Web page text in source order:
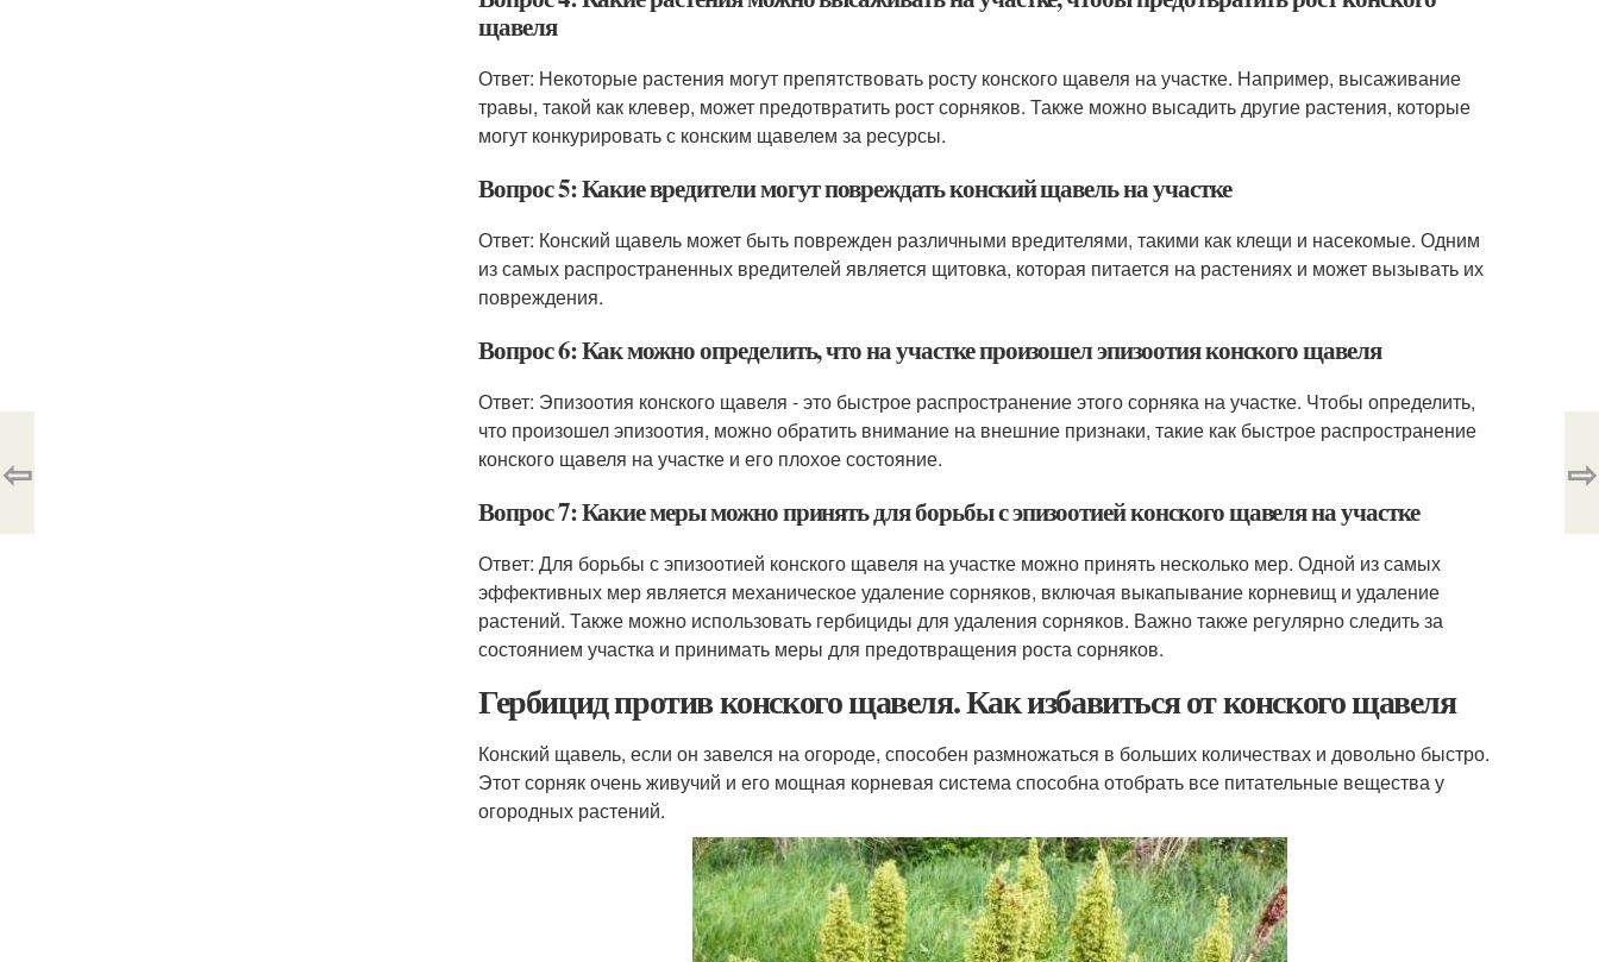
щавеля
Ответ: Некоторые растения могут препятствовать росту конского щавеля на участке. Например, высаживание
травы, такой как клевер, может предотвратить рост сорняков. Также можно высадить другие растения, которые
могут конкурировать с конским щавелем за ресурсы.
Вопрос 5: Какие вредители могут повреждать конский щавель на участке
Ответ: Конский щавель может быть поврежден различными вредителями, такими как клещи и насекомые. Одним
из самых распространенных вредителей является щитовка, которая питается на растениях и может вызывать их
повреждения.
Вопрос 6: Как можно определить, что на участке произошел эпизоотия конского щавеля
Ответ: Эпизоотия конского щавеля - это быстрое распространение этого сорняка на участке. Чтобы определить,
что произошел эпизоотия, можно обратить внимание на внешние признаки, такие как быстрое распространение
конского щавеля на участке и его плохое состояние.
Вопрос 7: Какие меры можно принять для борьбы с эпизоотией конского щавеля на участке
Ответ: Для борьбы с эпизоотией конского щавеля на участке можно принять несколько мер. Одной из самых
эффективных мер является механическое удаление сорняков, включая выкапывание корневищ и удаление
растений. Также можно использовать гербициды для удаления сорняков. Важно также регулярно следить за
состоянием участка и принимать меры для предотвращения роста сорняков.
Гербицид против конского щавеля. Как избавиться от конского щавеля
Конский щавель, если он завелся на огороде, способен размножаться в больших количествах и довольно быстро.
Этот сорняк очень живучий и его мощная корневая система способна отобрать все питательные вещества у
огородных растений.
⇦ ⇨